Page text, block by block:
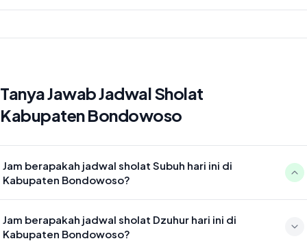
Tanya Jawab Jadwal Sholat
Kabupaten Bondowoso
Jam berapakah jadwal sholat Subuh hari ini di
Kabupaten Bondowoso?
04:18
Jam berapakah jadwal sholat Dzuhur hari ini di
Kabupaten Bondowoso?